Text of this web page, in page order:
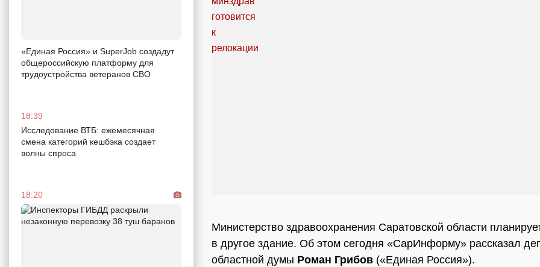
«Единая Россия» и SuperJob создадут
общероссийскую платформу для
трудоустройства ветеранов СВО
18:39
Исследование ВТБ: ежемесячная
смена категорий кешбэка создает
волны спроса
18:20
Министерство здравоохранения Саратовской области
в другое здание. Об этом сегодня «СарИнформу» рассказал
областной думы Роман Грибов («Единая Россия»).